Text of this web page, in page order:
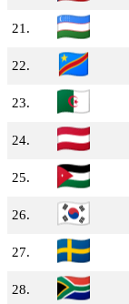
21.
22.
23.
24.
25.
26.
27.
28.